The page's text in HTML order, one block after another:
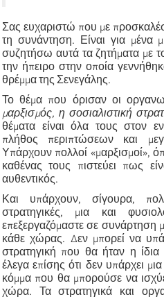
Σας ευχαριστώ που με
τη συνάντηση. Είναι για μένα
συζητήσω αυτά τα ζητήματα με
την ήπειρο στην οποία
θρέμμα της Σενεγάλης.
Το θέμα που όρισαν οι
μαρξισμός, η σοσιαλιστική
θέματα είναι όλα τους στον
πλήθος περιπτώσεων και
Υπάρχουν πολλοί «μαρξισμοί»,
καθένας τους πιστεύει πως
αυθεντικός.
Και υπάρχουν, σίγουρα,
στρατηγικές, μια και
επεξεργαζόμαστε σε συνάρτηση
κάθε χώρας. Δεν μπορεί να
στρατηγική που θα ήταν η
έλεγα επίσης ότι δεν υπάρχει
κόμμα που θα μπορούσε να
χώρα. Τα στρατηγικά και